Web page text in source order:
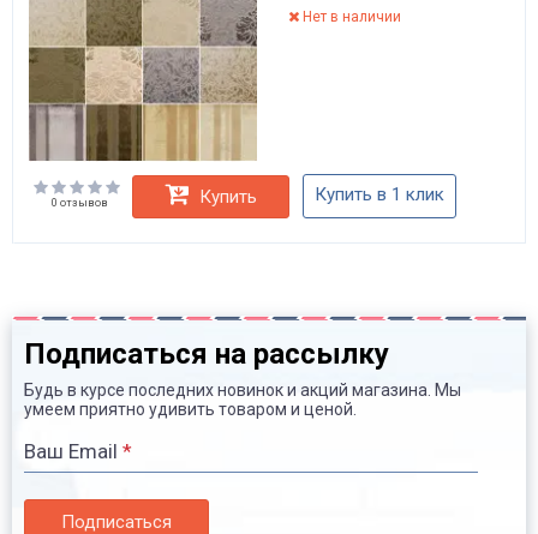
Нет в наличии
0 отзывов Купить Купить в 1 клик
Подписаться на рассылку
Будь в курсе последних новинок и акций магазина. Мы
умеем приятно удивить товаром и ценой.
Ваш Email *
Подписаться